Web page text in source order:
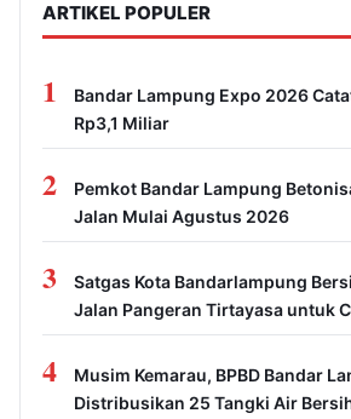
ARTIKEL POPULER
1
Bandar Lampung Expo 2026
Rp3,1 Miliar
2
Pemkot Bandar Lampung
Jalan Mulai Agustus 2026
3
Satgas Kota Bandarlampung
Jalan Pangeran Tirtayasa untuk
4
Musim Kemarau, BPBD Bandar
Distribusikan 25 Tangki Air